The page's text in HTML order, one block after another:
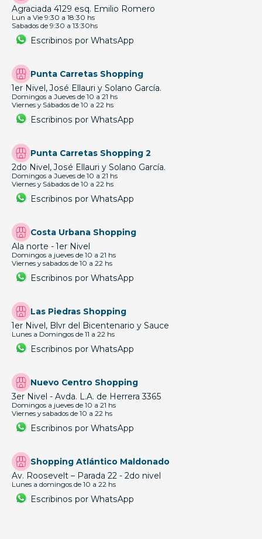
Agraciada 4129 esq. Emilio Romero
Lun a Vie 9:30 a 18:30 hs
Sabados de 9:30 a 13:30hs
Escribinos por WhatsApp
Punta Carretas Shopping
1er Nivel, José Ellauri y Solano García.
Domingos a Jueves de 10 a 21 hs
Viernes y Sábados de 10 a 22 hs
Escribinos por WhatsApp
Punta Carretas Shopping 2
2do Nivel, José Ellauri y Solano García.
Domingos a Jueves de 10 a 21 hs
Viernes y Sábados de 10 a 22 hs
Escribinos por WhatsApp
Costa Urbana Shopping
Ala norte - 1er Nivel
Domingos a jueves de 10 a 21 hs
Viernes y sabados de 10 a 22 hs
Escribinos por WhatsApp
Las Piedras Shopping
1er Nivel, Blvr del Bicentenario y Sauce
Lunes a Domingos de 11 a 22 hs
Escribinos por WhatsApp
Nuevo Centro Shopping
3er Nivel - Avda. L.A. de Herrera 3365
Domingos a jueves de 10 a 21 hs
Viernes y sabados de 10 a 22 hs
Escribinos por WhatsApp
Shopping Atlántico Maldonado
Av. Roosevelt – Parada 22 - 2do nivel
Lunes a domingos de 10 a 22 hs
Escribinos por WhatsApp